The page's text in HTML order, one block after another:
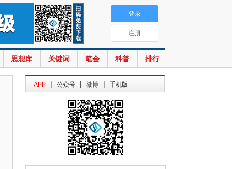
思想库 关键词 笔会 科普 排行
登录
注册
APP | 公众号 | 微博 | 手机版